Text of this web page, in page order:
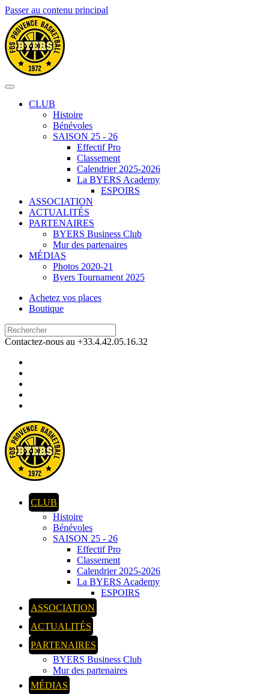
Passer au contenu principal
CLUB
Histoire
Bénévoles
SAISON 25 - 26
Effectif Pro
Classement
Calendrier 2025-2026
La BYERS Academy
ESPOIRS
ASSOCIATION
ACTUALITÉS
PARTENAIRES
BYERS Business Club
Mur des partenaires
MÉDIAS
Photos 2020-21
Byers Tournament 2025
Achetez vos places
Boutique
Contactez-nous au +33.4.42.05.16.32
CLUB
Histoire
Bénévoles
SAISON 25 - 26
Effectif Pro
Classement
Calendrier 2025-2026
La BYERS Academy
ESPOIRS
ASSOCIATION
ACTUALITÉS
PARTENAIRES
BYERS Business Club
Mur des partenaires
MÉDIAS